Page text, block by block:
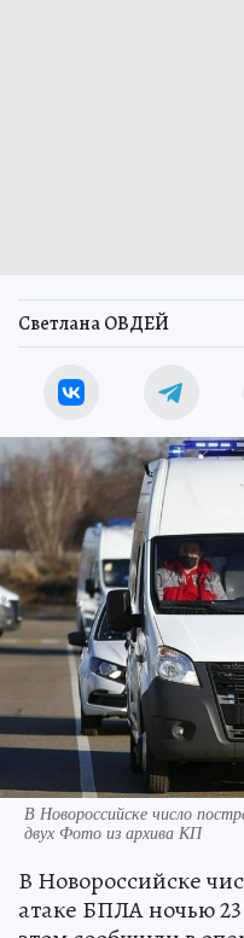
Светлана ОВДЕЙ
В Новороссийске число
двух Фото из архива КП
В Новороссийске
атаке БПЛА ночью